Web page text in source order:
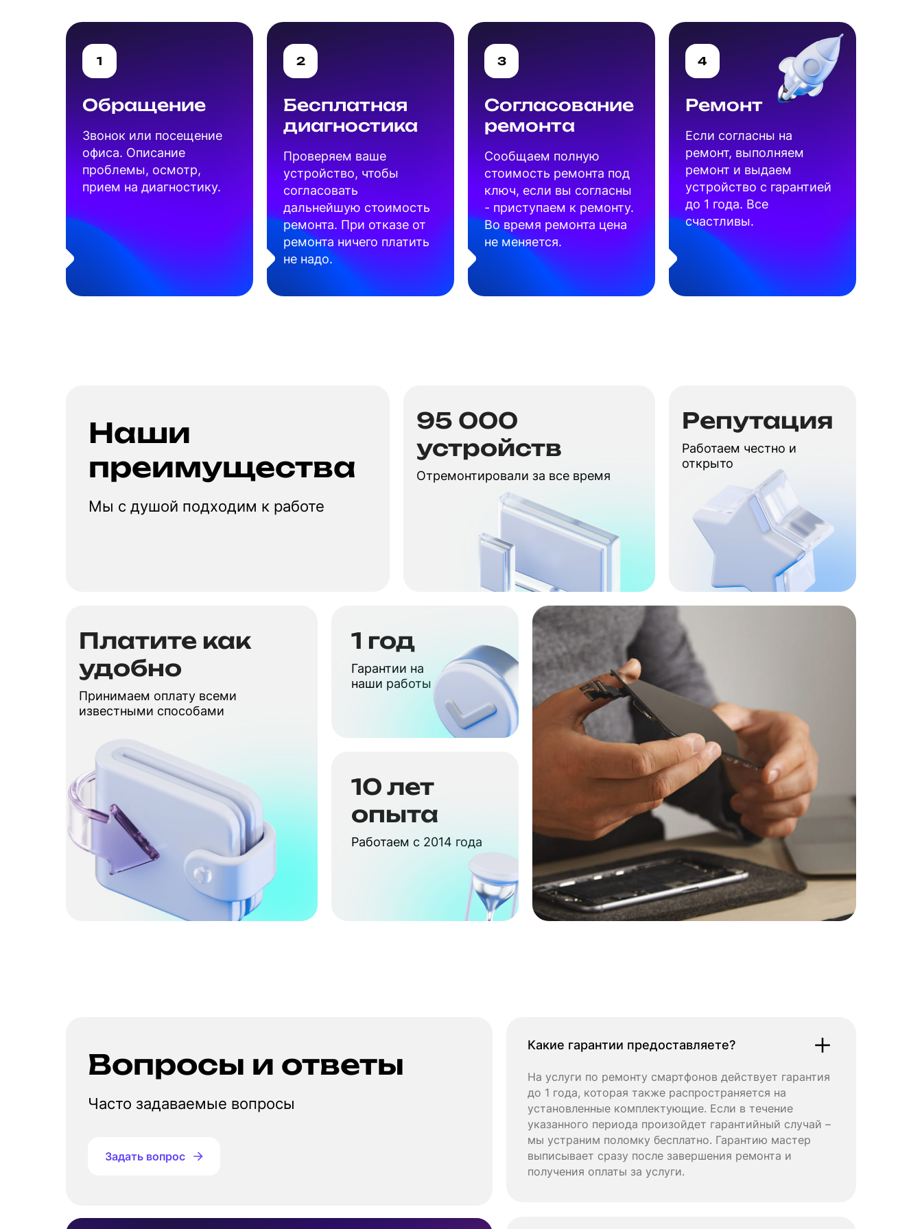
1
Обращение
Звонок или посещение
офиса. Описание
проблемы, осмотр,
прием на диагностику.
2
Бесплатная
диагностика
Проверяем ваше
устройство, чтобы
согласовать
дальнейшую стоимость
ремонта. При отказе от
ремонта ничего платить
не надо.
3
Согласование
ремонта
Cообщаем полную
стоимость ремонта под
ключ, если вы согласны
- приступаем к ремонту.
Во время ремонта цена
не меняется.
4
Ремонт
Если согласны на
ремонт, выполняем
ремонт и выдаем
устройство с гарантией
до 1 года. Все
счастливы.
Наши
преимущества
Мы с душой подходим к работе
95 000
устройств
Отремонтировали за все время
Репутация
Работаем честно и
открыто
Платите как
удобно
Принимаем оплату всеми
известными способами
1 год
Гарантии на
наши работы
10 лет
опыта
Работаем с 2014 года
Вопросы и ответы
Часто задаваемые вопросы
Задать вопрос
Какие гарантии предоставляете?
На услуги по ремонту смартфонов действует гарантия
до 1 года, которая также распространяется на
установленные комплектующие. Если в течение
указанного периода произойдет гарантийный случай –
мы устраним поломку бесплатно. Гарантию мастер
выписывает сразу после завершения ремонта и
получения оплаты за услуги.